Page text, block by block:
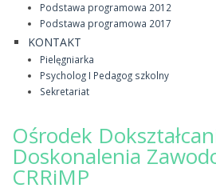
Podstawa programowa 2012
Podstawa programowa 2017
KONTAKT
Pielęgniarka
Psycholog I Pedagog szkolny
Sekretariat
Ośrodek
Doskonalenia
CRRiMP